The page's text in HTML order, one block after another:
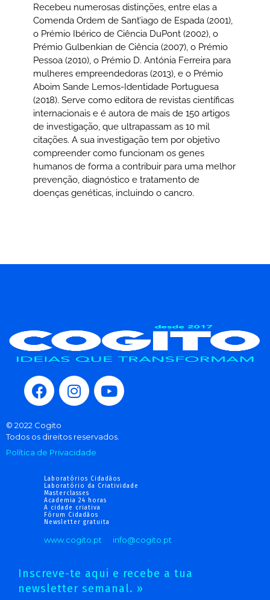
Recebeu numerosas distinções, entre elas a
Comenda Ordem de Sant’iago de Espada (2001),
o Prémio Ibérico de Ciência DuPont (2002), o
Prémio Gulbenkian de Ciência (2007), o Prémio
Pessoa (2010), o Prémio D. Antónia Ferreira para
mulheres empreendedoras (2013), e o Prémio
Aboim Sande Lemos-Identidade Portuguesa
(2018). Serve como editora de revistas científicas
internacionais e é autora de mais de 150 artigos
de investigação, que ultrapassam as 10 mil
citações. A sua investigação tem por objetivo
compreender como funcionam os genes
humanos de forma a contribuir para uma melhor
prevenção, diagnóstico e tratamento de
doenças genéticas, incluindo o cancro.
© 2022 Cogito
Todos os direitos reservados.
Política de Privacidade
Laboratórios Cidadãos
Laboratório da Criatividade
Masterclasses
Academia 24 horas
A cidade criativa
Fórum Cidadãos
Newsletter gratuita
www.cogito.pt info@cogito.pt
Inscreve-te aqui e recebe a tua
newsletter semanal. »